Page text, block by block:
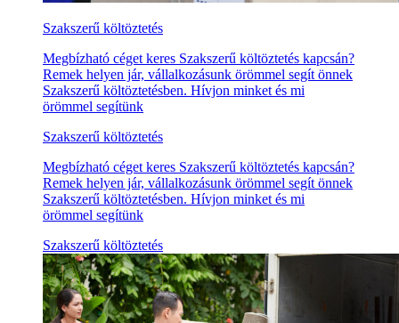
Szakszerű költöztetés
Megbízható céget keres Szakszerű költöztetés kapcsán?
Remek helyen jár, vállalkozásunk örömmel segít önnek
Szakszerű költöztetésben. Hívjon minket és mi
örömmel segítünk
Szakszerű költöztetés
Megbízható céget keres Szakszerű költöztetés kapcsán?
Remek helyen jár, vállalkozásunk örömmel segít önnek
Szakszerű költöztetésben. Hívjon minket és mi
örömmel segítünk
Szakszerű költöztetés